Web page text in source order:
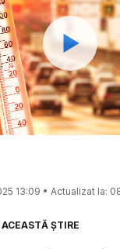
13:09 • Actualizat la:
ȘTIRE